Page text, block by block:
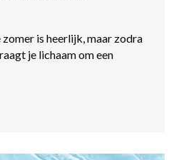
is heerlijk, maar zodra
je lichaam om een